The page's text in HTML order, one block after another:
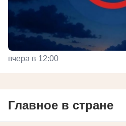
вчера в 12:00
Главное в стране